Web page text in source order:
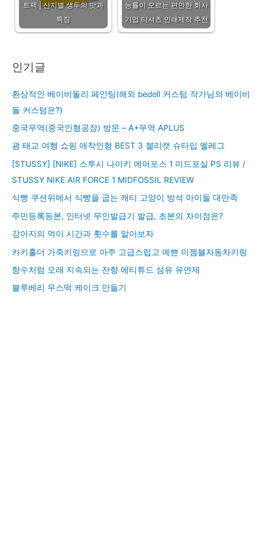
트팩 | 산지별 생두의 맛과
특징
능률이 오르는 편안한 회사
기업 티셔츠 인쇄제작 추천
인기글
환상적인 베이비돌리 페인팅(해외 bedoll 커스텀 작가님의 베이비
돌 커스텀은?)
중국무역(중국인형공장) 방문 – A+무역 APLUS
괌 태교 여행 쇼핑 애착인형 BEST 3 젤리캣 슈타입 멜레그
[STUSSY] [NIKE] 스투시 나이키 에어포스 1 미드포실 PS 리뷰 /
STUSSY NIKE AIR FORCE 1 MIDFOSSIL REVIEW
식빵 쿠션위에서 식빵을 굽는 캐티 고양이 방석 아이들 대만족
주민등록등본, 인터넷 무인발급기 발급, 초본의 차이점은?
강아지의 먹이 시간과 횟수를 알아보자
카키홀더 가죽키링으로 아주 고급스럽고 예쁜 미젬블자동차키링
향수처럼 오래 지속되는 잔향 에티튜드 섬유 유연제
블루베리 무스떡 케이크 만들기